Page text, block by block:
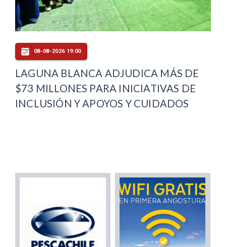
08-08-2026 19:00
LAGUNA BLANCA ADJUDICA MÁS DE
$73 MILLONES PARA INICIATIVAS DE
INCLUSIÓN Y APOYOS Y CUIDADOS